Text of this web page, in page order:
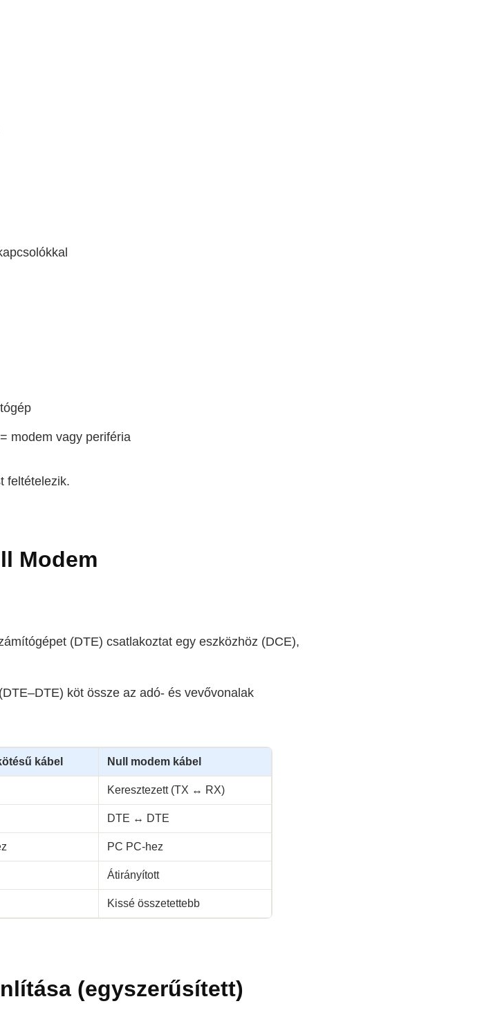
= modem vagy periféria
feltételezik.
Modem
(DTE) csatlakoztat egy eszközhöz (DCE),
köt össze az adó- és vevővonalak
kábel Null modem kábel
Keresztezett (TX ↔ RX)
DTE ↔ DTE
PC PC-hez
Átirányított
Kissé összetettebb
(egyszerűsített)